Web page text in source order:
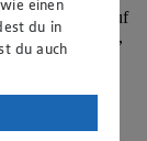
hat sich auf
Aspekte,
Bedeutung
du in
du auch
in den